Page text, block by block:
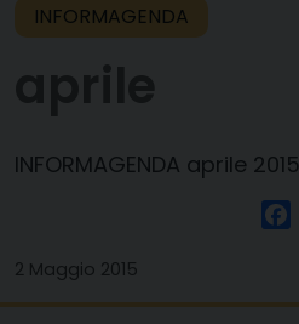
INFORMAGENDA
INFORMAGENDA aprile 2015
2 Maggio 2015